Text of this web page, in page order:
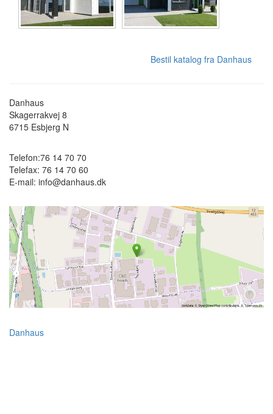
Bestil katalog fra Danhaus
Danhaus
Skagerrakvej 8
6715 Esbjerg N
Telefon:76 14 70 70
Telefax: 76 14 70 60
E-mail: info@danhaus.dk
Danhaus